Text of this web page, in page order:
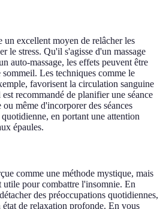
un excellent moyen de relâcher les
le stress. Qu'il s'agisse d'un massage
auto-massage, les effets peuvent être
Les techniques comme le
favorisent la circulation sanguine
recommandé de planifier une séance
ou même d'incorporer des séances
en portant une attention
épaules.
comme une méthode mystique, mais
utile pour combattre l'insomnie. En
des préoccupations quotidiennes,
de relaxation profonde. En vous